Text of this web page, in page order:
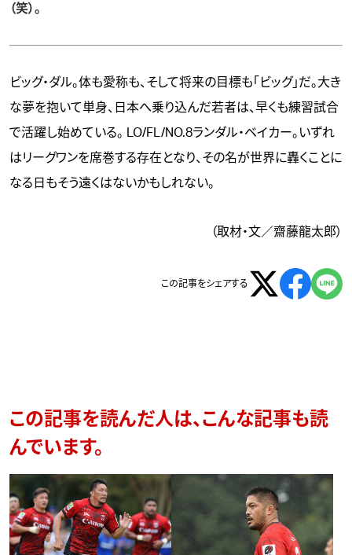
（笑）。
ビッグ・ダル。体も愛称も、そして将来の目標も「ビッグ」だ。大き
な夢を抱いて単身、日本へ乗り込んだ若者は、早くも練習試合
で活躍し始めている。 LO/FL/NO.8ランダル・ベイカー。いずれ
はリーグワンを席巻する存在となり、その名が世界に轟くことに
なる日もそう遠くはないかもしれない。
（取材・文／齋藤龍太郎）
この記事をシェアする
この記事を読んだ人は、こんな記事も読
んでいます。